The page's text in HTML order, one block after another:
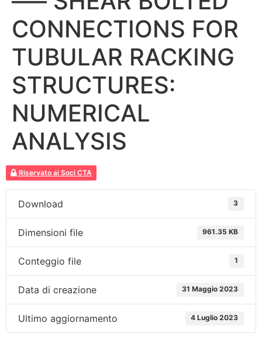
CONNECTIONS FOR
TUBULAR RACKING
STRUCTURES:
NUMERICAL
ANALYSIS
Riservato ai Soci CTA
Download 3
Dimensioni file 961.35 KB
Conteggio file 1
Data di creazione 31 Maggio 2023
Ultimo aggiornamento 4 Luglio 2023